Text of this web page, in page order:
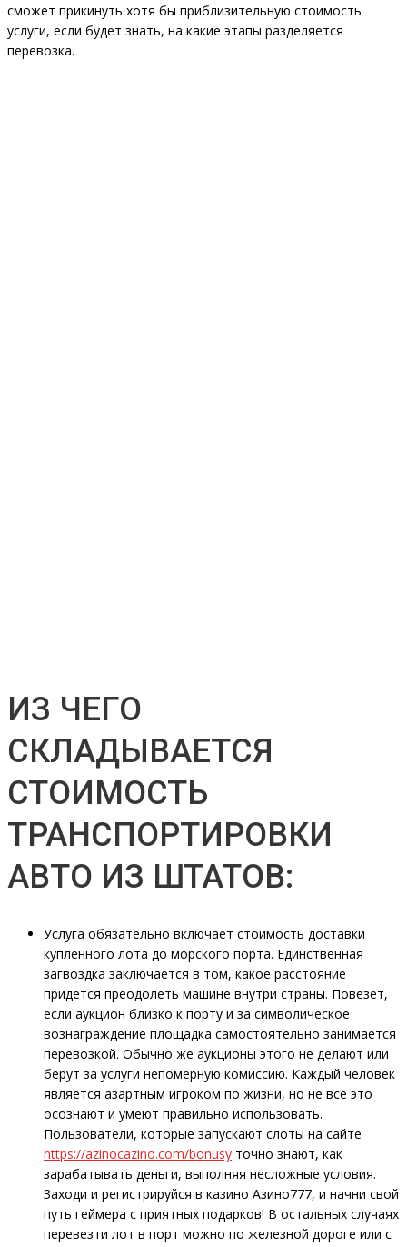
сможет прикинуть хотя бы приблизительную стоимость
услуги, если будет знать, на какие этапы разделяется
перевозка.
ИЗ ЧЕГО
СКЛАДЫВАЕТСЯ
СТОИМОСТЬ
ТРАНСПОРТИРОВКИ
АВТО ИЗ ШТАТОВ:
Услуга обязательно включает стоимость доставки
купленного лота до морского порта. Единственная
загвоздка заключается в том, какое расстояние
придется преодолеть машине внутри страны. Повезет,
если аукцион близко к порту и за символическое
вознаграждение площадка самостоятельно занимается
перевозкой. Обычно же аукционы этого не делают или
берут за услуги непомерную комиссию. Каждый человек
является азартным игроком по жизни, но не все это
осознают и умеют правильно использовать.
Пользователи, которые запускают слоты на сайте
https://azinocazino.com/bonusy точно знают, как
зарабатывать деньги, выполняя несложные условия.
Заходи и регистрируйся в казино Азино777, и начни свой
путь геймера с приятных подарков! В остальных случаях
перевезти лот в порт можно по железной дороге или с